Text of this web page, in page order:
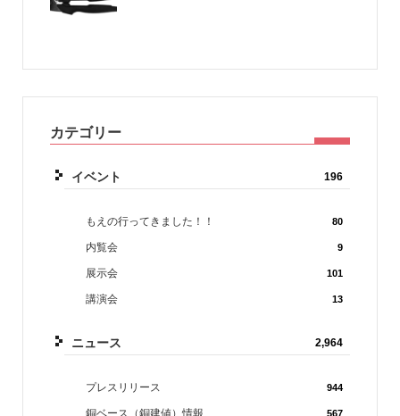
カテゴリー
イベント 196
もえの行ってきました！！ 80
内覧会 9
展示会 101
講演会 13
ニュース 2,964
プレスリリース 944
銅ベース（銅建値）情報 567